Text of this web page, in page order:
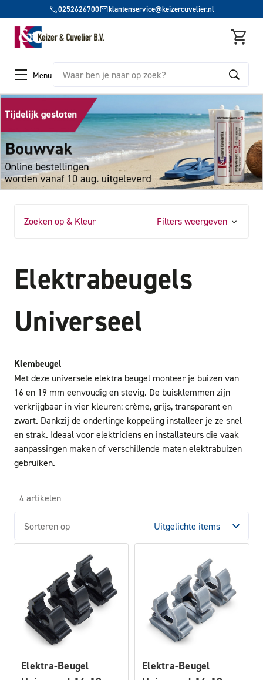
0252626700 klantenservice@keizercuvelier.nl
Menu Zoeken
Zoeken op & Kleur Filters weergeven
Elektrabeugels
Universeel
Klembeugel
Met deze universele elektra beugel monteer je buizen van
16 en 19 mm eenvoudig en stevig. De buisklemmen zijn
verkrijgbaar in vier kleuren: crème, grijs, transparant en
zwart. Dankzij de onderlinge koppeling installeer je ze snel
en strak. Ideaal voor elektriciens en installateurs die vaak
aanpassingen maken of verschillende maten elektrabuizen
gebruiken.
4 artikelen
Sorteren op
Elektra-Beugel
Elektra-Beugel